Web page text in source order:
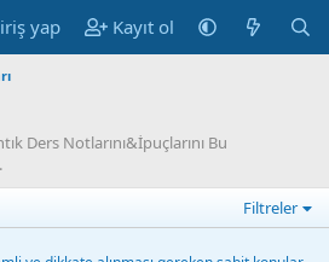
yap Kayıt ol
Ders Notlarını&İpuçlarını Bu
Filtreler